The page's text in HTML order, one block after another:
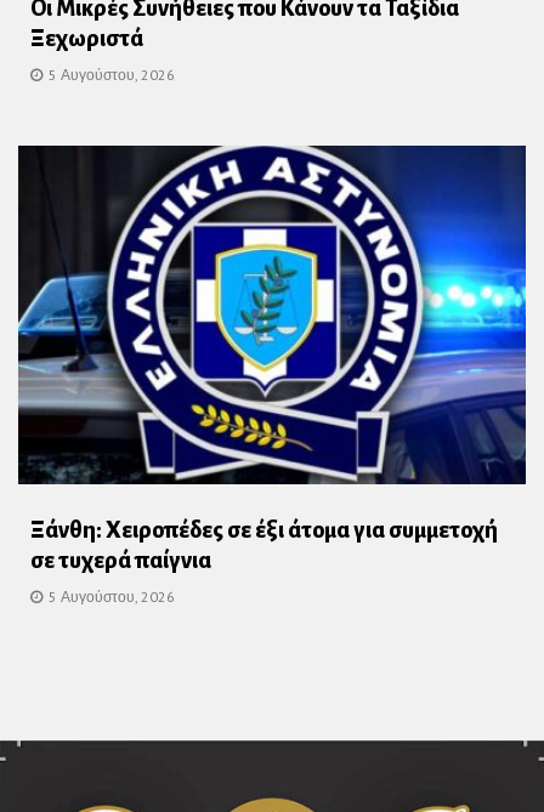
Οι Μικρές Συνήθειες που Κάνουν τα Ταξίδια
Ξεχωριστά
5 Αυγούστου, 2026
Ξάνθη: Χειροπέδες σε έξι άτομα για συμμετοχή
σε τυχερά παίγνια
5 Αυγούστου, 2026